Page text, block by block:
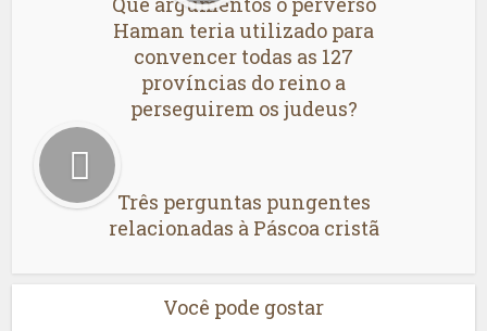
Haman teria utilizado para
convencer todas as 127
províncias do reino a
perseguirem os judeus?
Três perguntas pungentes
relacionadas à Páscoa cristã
Você pode gostar